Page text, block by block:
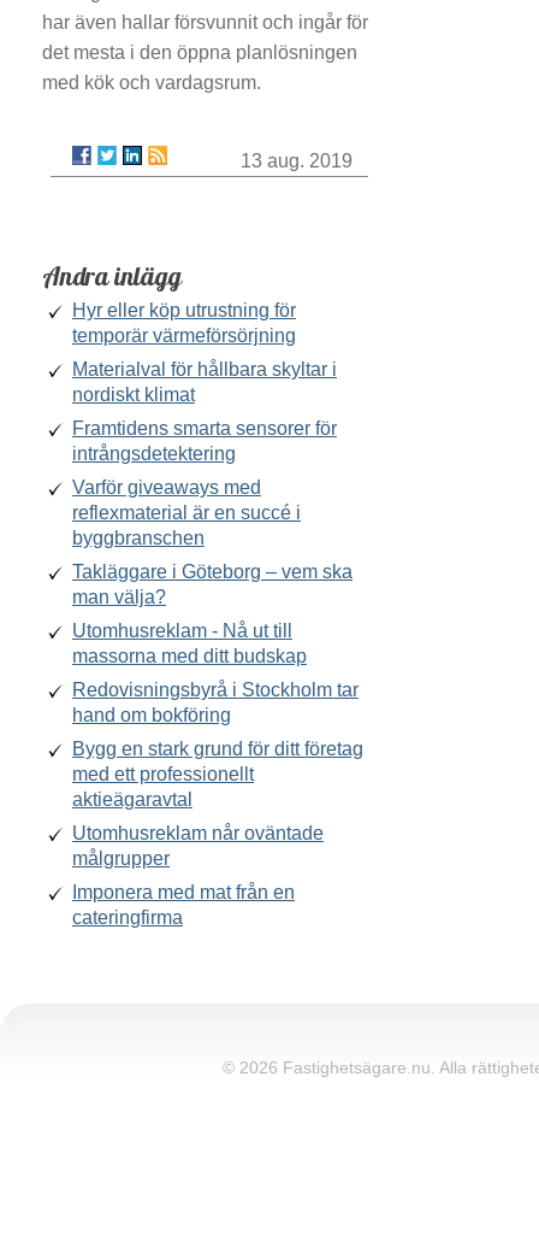
har även hallar försvunnit och ingår för
det mesta i den öppna planlösningen
med kök och vardagsrum.
13 aug. 2019
Andra inlägg
Hyr eller köp utrustning för
temporär värmeförsörjning
Materialval för hållbara skyltar i
nordiskt klimat
Framtidens smarta sensorer för
intrångsdetektering
Varför giveaways med
reflexmaterial är en succé i
byggbranschen
Takläggare i Göteborg – vem ska
man välja?
Utomhusreklam - Nå ut till
massorna med ditt budskap
Redovisningsbyrå i Stockholm tar
hand om bokföring
Bygg en stark grund för ditt företag
med ett professionellt
aktieägaravtal
Utomhusreklam når oväntade
målgrupper
Imponera med mat från en
cateringfirma
© 2026 Fastighetsägare.nu. Alla